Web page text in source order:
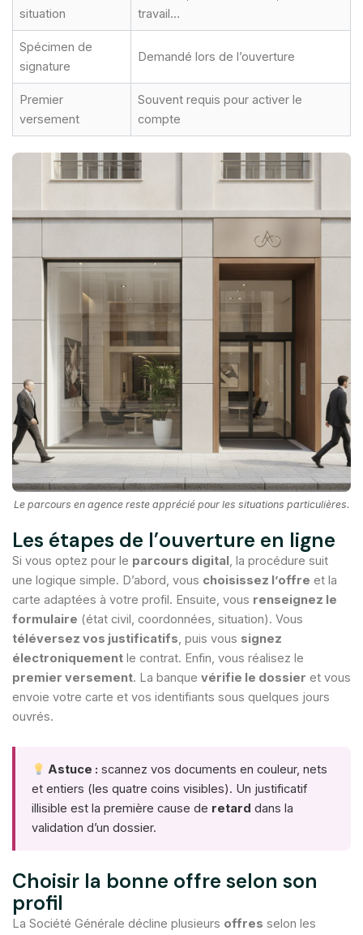
situation
travail…
Spécimen de
signature
Demandé lors de l’ouverture
Premier
versement
Souvent requis pour activer le
compte
Le parcours en agence reste apprécié pour les situations particulières.
Les étapes de l’ouverture en ligne
Si vous optez pour le parcours digital , la procédure suit
une logique simple. D’abord, vous choisissez l’offre et la
carte adaptées à votre profil. Ensuite, vous renseignez le
formulaire (état civil, coordonnées, situation). Vous
téléversez vos justificatifs , puis vous signez
électroniquement le contrat. Enfin, vous réalisez le
premier versement. La banque vérifie le dossier et vous
envoie votre carte et vos identifiants sous quelques jours
ouvrés.
Astuce : scannez vos documents en couleur, nets
et entiers (les quatre coins visibles). Un justificatif
illisible est la première cause de retard dans la
validation d’un dossier.
Choisir la bonne offre selon son
profil
La Société Générale décline plusieurs offres selon les